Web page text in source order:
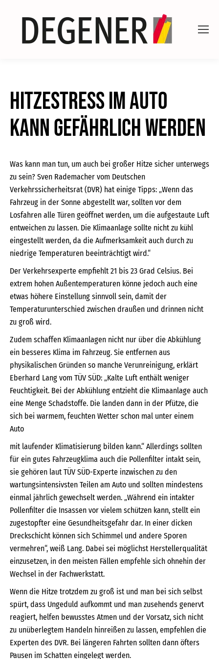
Hitzestress im Auto
kann gefährlich werden
Was kann man tun, um auch bei großer Hitze sicher unterwegs
zu sein? Sven Rademacher vom Deutschen
Verkehrssicherheitsrat (DVR) hat einige Tipps: „Wenn das
Fahrzeug in der Sonne abgestellt war, sollten vor dem
Losfahren alle Türen geöffnet werden, um die aufgestaute Luft
entweichen zu lassen. Die Klimaanlage sollte nicht zu kühl
eingestellt werden, da die Aufmerksamkeit auch durch zu
niedrige Temperaturen beeinträchtigt wird.“
Der Verkehrsexperte empfiehlt 21 bis 23 Grad Celsius. Bei
extrem hohen Außentemperaturen könne jedoch auch eine
etwas höhere Einstellung sinnvoll sein, damit der
Temperaturunterschied zwischen draußen und drinnen nicht
zu groß wird.
Zudem schaffen Klimaanlagen nicht nur über die Abkühlung
ein besseres Klima im Fahrzeug. Sie entfernen aus
physikalischen Gründen so manche Verunreinigung, erklärt
Eberhard Lang vom TÜV SÜD: „Kalte Luft enthält weniger
Feuchtigkeit. Bei der Abkühlung entzieht die Klimaanlage auch
eine Menge Schadstoffe. Die landen dann in der Pfütze, die
sich bei warmem, feuchten Wetter schon mal unter einem
Auto
mit laufender Klimatisierung bilden kann.“ Allerdings sollten
für ein gutes Fahrzeugklima auch die Pollenfilter intakt sein,
sie gehören laut TÜV SÜD-Experte inzwischen zu den
wartungsintensivsten Teilen am Auto und sollten mindestens
einmal jährlich gewechselt werden. „Während ein intakter
Pollenfilter die Insassen vor vielem schützen kann, stellt ein
zugestopfter eine Gesundheitsgefahr dar. In einer dicken
Dreckschicht können sich Schimmel und andere Sporen
vermehren“, weiß Lang. Dabei sei möglichst Herstellerqualität
einzusetzen, in den meisten Fällen empfehle sich ohnehin der
Wechsel in der Fachwerkstatt.
Wenn die Hitze trotzdem zu groß ist und man bei sich selbst
spürt, dass Ungeduld aufkommt und man zusehends genervt
reagiert, helfen bewusstes Atmen und der Vorsatz, sich nicht
zu unüberlegtem Handeln hinreißen zu lassen, empfehlen die
Experten des DVR. Bei längeren Fahrten sollten dann öfters
Pausen im Schatten eingelegt werden.